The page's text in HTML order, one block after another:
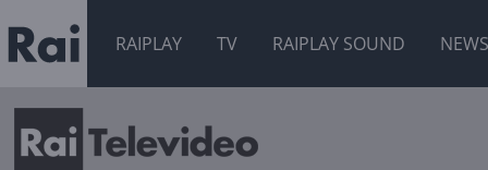
RAIPLAY TV RAIPLAY SOUND NEWS